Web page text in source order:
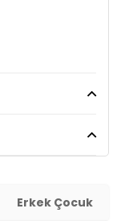
Erkek Çocuk